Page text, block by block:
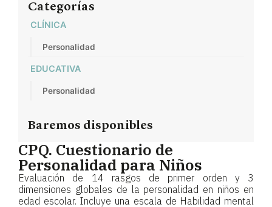
Categorías
CLÍNICA
Personalidad
EDUCATIVA
Personalidad
Baremos disponibles
CPQ. Cuestionario de
Personalidad para Niños
Evaluación de 14 rasgos de primer orden y 3
dimensiones globales de la personalidad en niños en
edad escolar. Incluye una escala de Habilidad mental